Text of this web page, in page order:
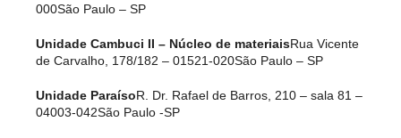
000São Paulo – SP
Unidade Cambuci II – Núcleo de materiaisRua Vicente
de Carvalho, 178/182 – 01521-020São Paulo – SP
Unidade ParaísoR. Dr. Rafael de Barros, 210 – sala 81 –
04003-042São Paulo -SP